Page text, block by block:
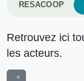
RESACOOP
Retrouvez ici
les acteurs.